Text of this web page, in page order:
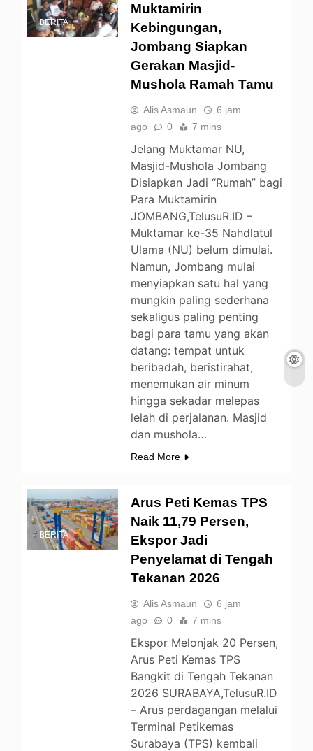
BERITA
Muktamirin
Kebingungan,
Jombang Siapkan
Gerakan Masjid-
Mushola Ramah Tamu
Alis Asmaun
6 jam
ago
0 7 mins
Jelang Muktamar NU,
Masjid-Mushola Jombang
Disiapkan Jadi “Rumah” bagi
Para Muktamirin
JOMBANG,TelusuR.ID –
Muktamar ke-35 Nahdlatul
Ulama (NU) belum dimulai.
Namun, Jombang mulai
menyiapkan satu hal yang
mungkin paling sederhana
sekaligus paling penting
bagi para tamu yang akan
datang: tempat untuk
beribadah, beristirahat,
menemukan air minum
hingga sekadar melepas
lelah di perjalanan. Masjid
dan mushola…
Read More
BERITA
Arus Peti Kemas TPS
Naik 11,79 Persen,
Ekspor Jadi
Penyelamat di Tengah
Tekanan 2026
Alis Asmaun
6 jam
ago
0 7 mins
Ekspor Melonjak 20 Persen,
Arus Peti Kemas TPS
Bangkit di Tengah Tekanan
2026 SURABAYA,TelusuR.ID
– Arus perdagangan melalui
Terminal Petikemas
Surabaya (TPS) kembali